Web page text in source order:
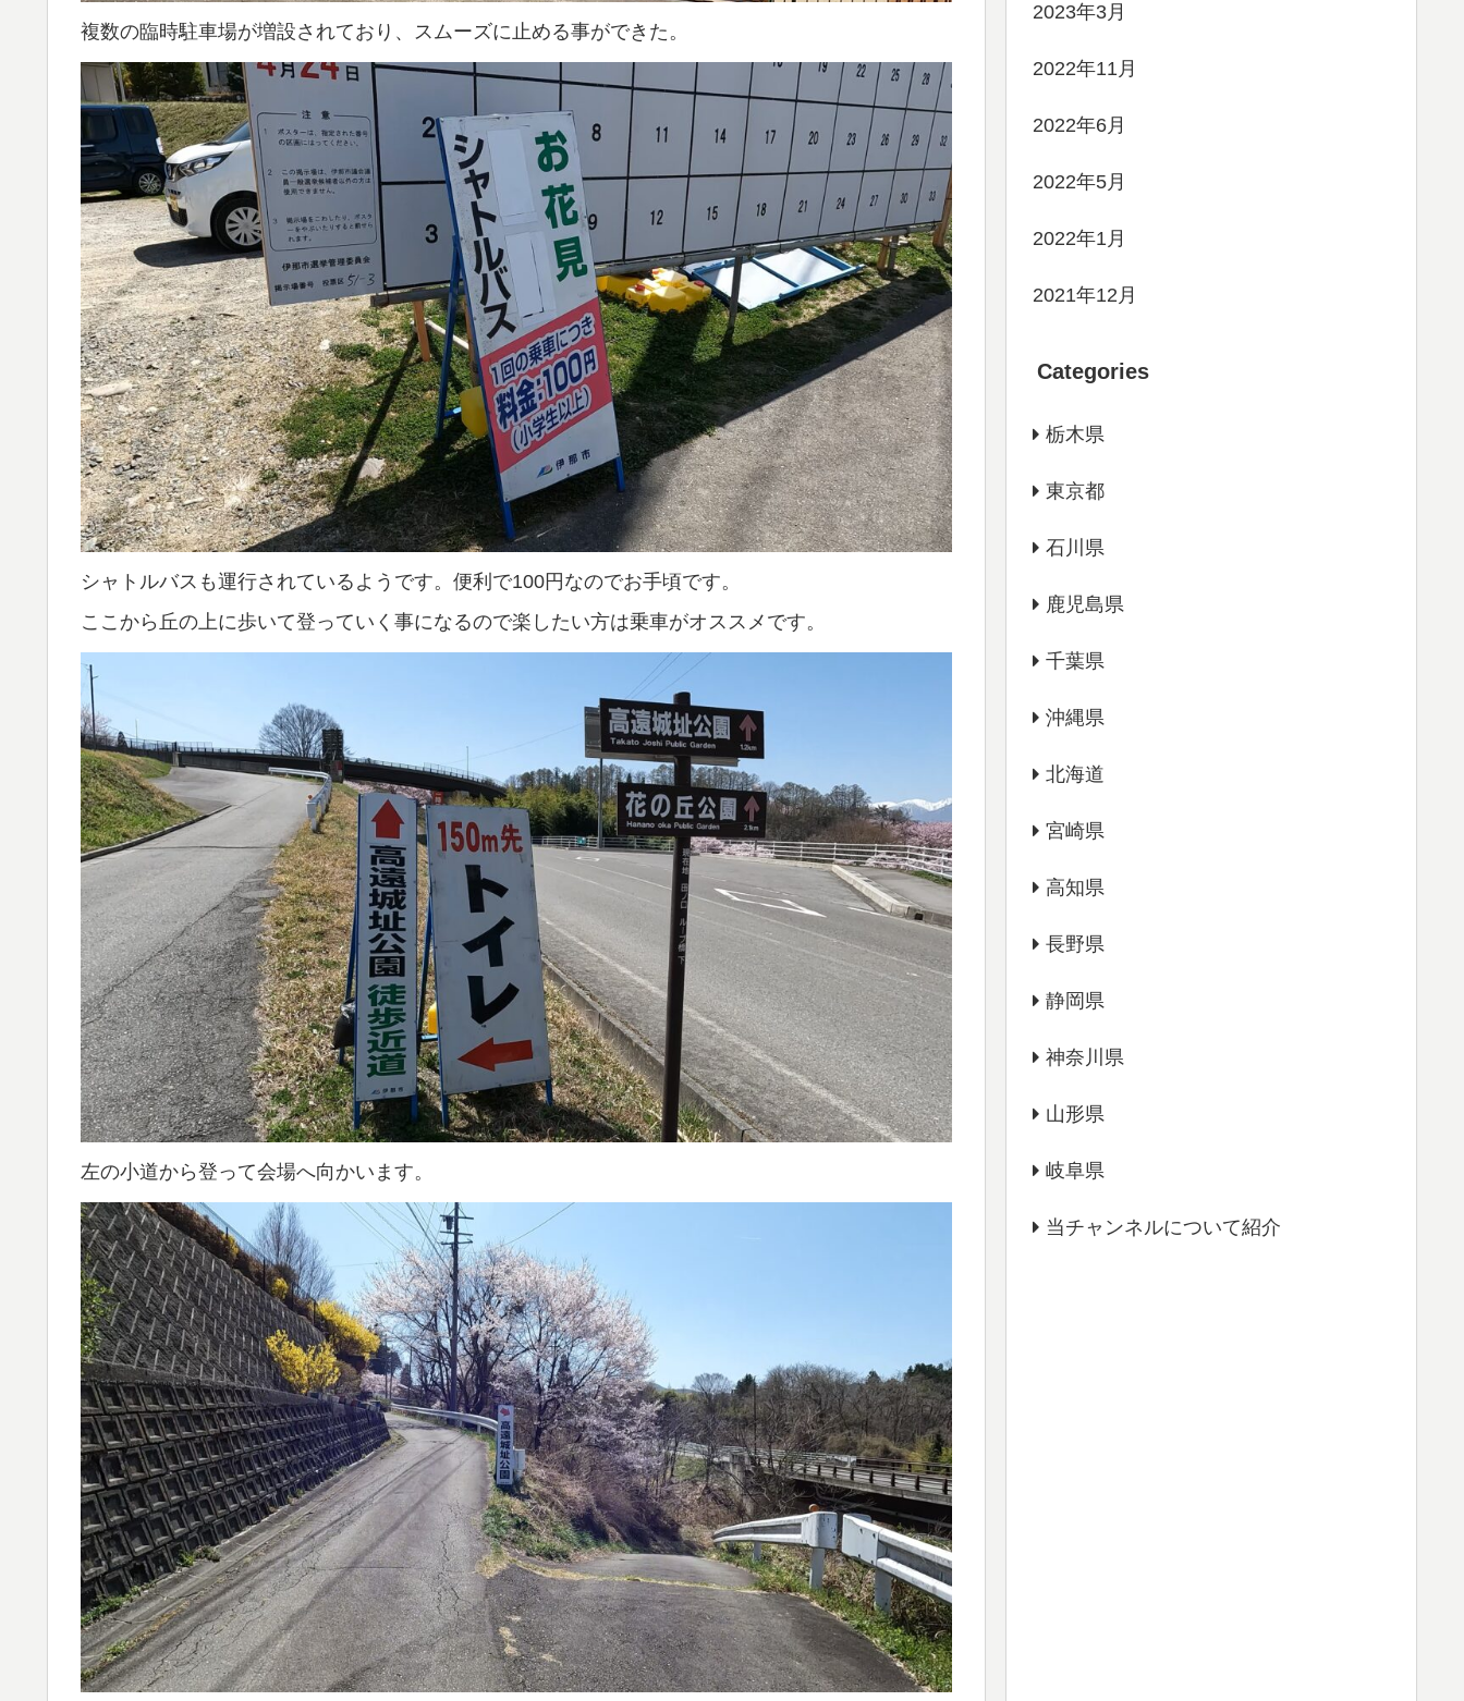
複数の臨時駐車場が増設されており、スムーズに止める事ができた。
シャトルバスも運行されているようです。便利で100円なのでお手頃です。
ここから丘の上に歩いて登っていく事になるので楽したい方は乗車がオススメです。
左の小道から登って会場へ向かいます。
2023年3月
2022年11月
2022年6月
2022年5月
2022年1月
2021年12月
Categories
栃木県
東京都
石川県
鹿児島県
千葉県
沖縄県
北海道
宮崎県
高知県
長野県
静岡県
神奈川県
山形県
岐阜県
当チャンネルについて紹介